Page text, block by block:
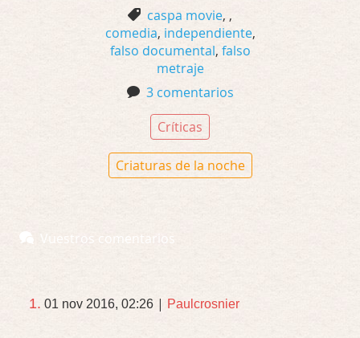
caspa movie, ,
comedia, independiente,
falso documental, falso
metraje
3 comentarios
Críticas
Criaturas de la noche
Vuestros comentarios
1. 01 nov 2016, 02:26 | Paulcrosnier